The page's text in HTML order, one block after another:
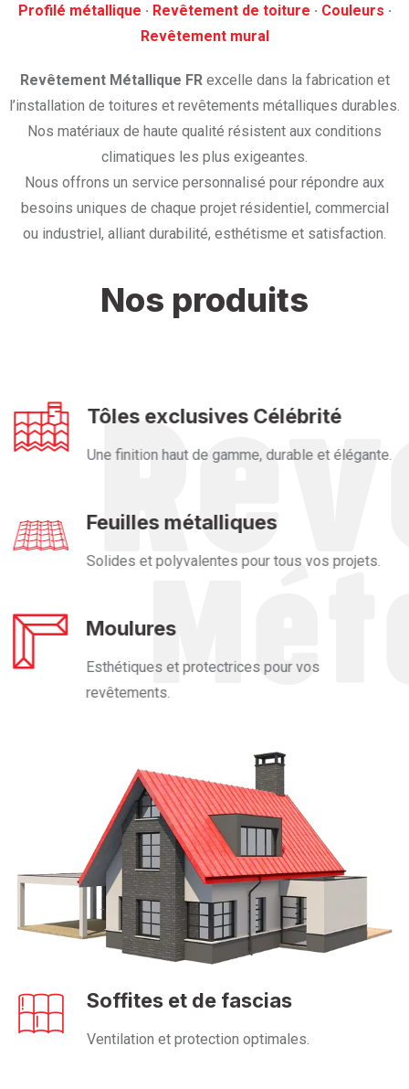
Profilé métallique · ‎ Revêtement de toiture · ‎ Couleurs ·
‎Revêtement mural
Revêtement Métallique FRexcelle dans la fabrication et
l’installation de toitures et revêtements métalliques durables.
Nos matériaux de haute qualité résistent aux conditions
climatiques les plus exigeantes.
Nous offrons un service personnalisé pour répondre aux
besoins uniques de chaque projet résidentiel, commercial
ou industriel, alliant durabilité, esthétisme et satisfaction.
Nos produits
Tôles exclusives Célébrité
Une finition haut de gamme, durable et élégante.
Feuilles métalliques
Solides et polyvalentes pour tous vos projets.
Moulures
Esthétiques et protectrices pour vos
revêtements.
Soffites et de fascias
Ventilation et protection optimales.